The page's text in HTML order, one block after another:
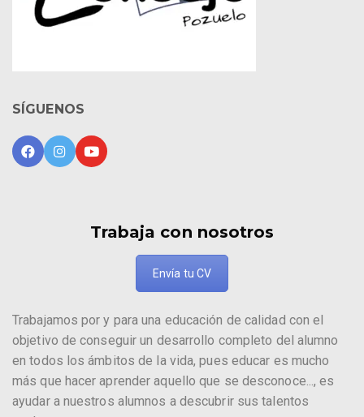
SÍGUENOS
Trabaja con nosotros
Envía tu CV
Trabajamos por y para una educación de calidad con el
objetivo de conseguir un desarrollo completo del alumno
en todos los ámbitos de la vida, pues educar es mucho
más que hacer aprender aquello que se desconoce..., es
ayudar a nuestros alumnos a descubrir sus talentos